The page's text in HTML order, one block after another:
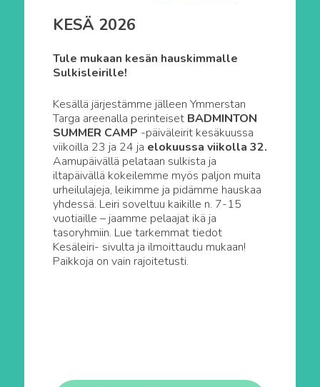
KESÄ 2026
Tule mukaan kesän hauskimmalle
Sulkisleirille!
Kesällä järjestämme jälleen Ymmerstan
Targa areenalla perinteiset BADMINTON
SUMMER CAMP -päiväleirit kesäkuussa
viikoilla 23 ja 24 ja elokuussa viikolla 32.
Aamupäivällä pelataan sulkista ja
iltapäivällä kokeilemme myös paljon muita
urheilulajeja, leikimme ja pidämme hauskaa
yhdessä. Leiri soveltuu kaikille n. 7-15
vuotiaille – jaamme pelaajat ikä ja
tasoryhmiin. Lue tarkemmat tiedot
Kesäleiri- sivulta ja ilmoittaudu mukaan!
Paikkoja on vain rajoitetusti.